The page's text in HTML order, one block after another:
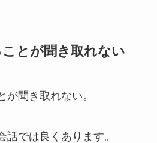
とが聞き取れない
が聞き取れない。
話では良くあります。